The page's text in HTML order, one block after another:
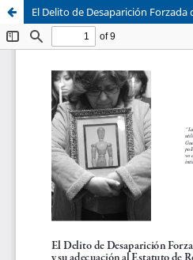
Sistema de
Bibliotecas
Asociación Civil
Foro Académico